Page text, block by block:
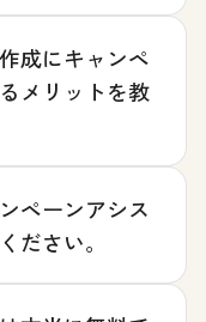
成にキャンペ
メリットを教
ペーンアシス
ださい。